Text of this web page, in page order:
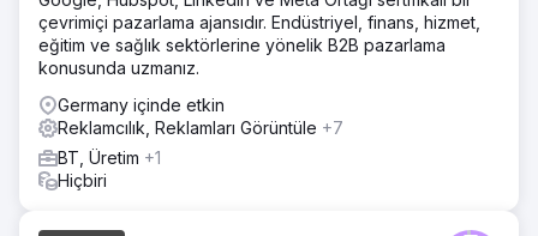
çevrimiçi pazarlama ajansıdır. Endüstriyel, finans, hizmet,
eğitim ve sağlık sektörlerine yönelik B2B pazarlama
konusunda uzmanız.
Germany içinde etkin
Reklamcılık, Reklamları Görüntüle +7
BT, Üretim +1
Hiçbiri